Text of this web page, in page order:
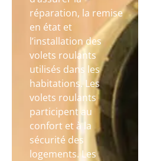
réparation, la remise
en état et
l’installation des
volets roulants
utilisés dans les
habitations. Les
volets roulants
participent au
confort et à la
sécurité des
logements. Les